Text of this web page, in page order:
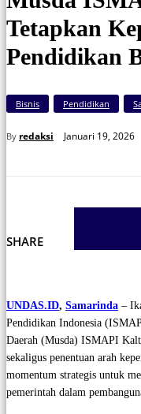
Tetapkan
Pendidikan
Bisnis Pendidikan
By redaksi Januari 19, 2026
SHARE
UNDAS.ID, Samarinda –
Pendidikan Indonesia
Daerah (Musda) ISMAPI
sekaligus penentuan arah
momentum strategis untuk
pemerintah dalam